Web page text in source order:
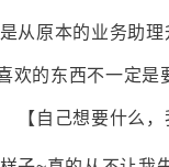
从原本的业务助
的东西不一定
【自己想要什么，